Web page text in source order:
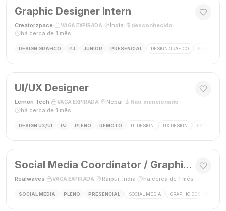
Graphic Designer Intern
Creatorzpace VAGA EXPIRADA Índia desconhecido
há cerca de 1 mês
DESIGN GRÁFICO PJ JÚNIOR PRESENCIAL DESIGN GRÁFICO ESTÁGIO
UI/UX Designer
Lemon Tech VAGA EXPIRADA Nepal Não mencionado
há cerca de 1 mês
DESIGN UX/UI PJ PLENO REMOTO UI DESIGN UX DESIGN FIGMA
Social Media Coordinator / Graphic Designer
Realwaves VAGA EXPIRADA Raipur, Índia há cerca de 1 mês
SOCIAL MEDIA PLENO PRESENCIAL SOCIAL MEDIA GRAPHIC DESIGN